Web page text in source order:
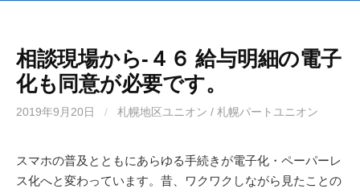
相談現場から-４６ 給与明細の電子
化も同意が必要です。
2019年9月20日 / 札幌地区ユニオン / 札幌パートユニオン
スマホの普及とともにあらゆる手続きが電子化・ペーパーレ
ス化へと変わっています。昔、ワクワクしながら見たことの